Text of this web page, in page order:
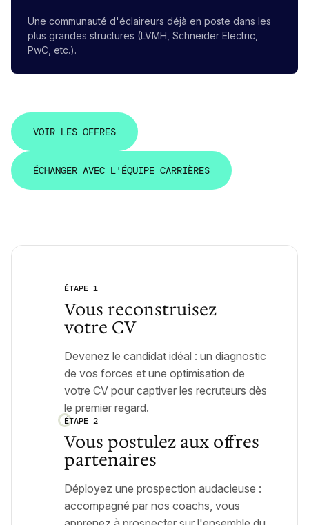
ÉTAPE 1
Vous reconstruisez
votre CV
Devenez le candidat idéal : un diagnostic
de vos forces et une optimisation de
votre CV pour captiver les recruteurs dès
le premier regard.
ÉTAPE 2
Vous postulez aux offres
partenaires
Déployez une prospection audacieuse :
accompagné par nos coachs, vous
Une communauté d'éclaireurs déjà en poste dans les
plus grandes structures (LVMH, Schneider Electric,
PwC, etc.).
VOIR LES OFFRES
É
É
C
C
H
H
A
A
N
N
G
G
E
E
R
R
A
A
V
V
E
E
C
C
L
L
'
'
É
É
Q
Q
U
U
I
I
P
P
E
E
C
C
A
A
R
R
R
R
I
I
È
È
R
R
E
E
S
S